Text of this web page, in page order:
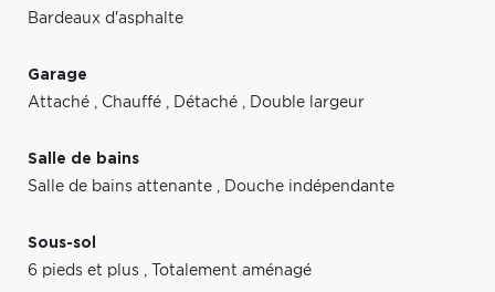
Bardeaux d'asphalte
Garage
Attaché , Chauffé , Détaché , Double largeur
Salle de bains
Salle de bains attenante , Douche indépendante
Sous-sol
6 pieds et plus , Totalement aménagé